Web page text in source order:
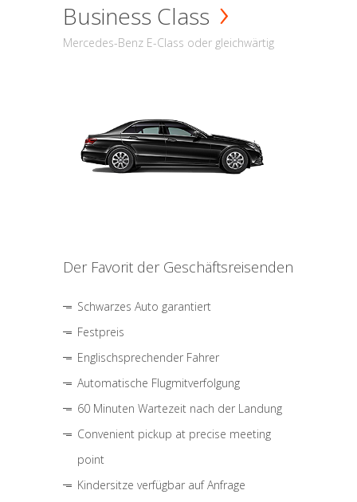
Business Class
Mercedes-Benz E-Class oder gleichwärtig
Der Favorit der Geschäftsreisenden
Schwarzes Auto garantiert
Festpreis
Englischsprechender Fahrer
Automatische Flugmitverfolgung
60 Minuten Wartezeit nach der Landung
Convenient pickup at precise meeting
point
Kindersitze verfügbar auf Anfrage